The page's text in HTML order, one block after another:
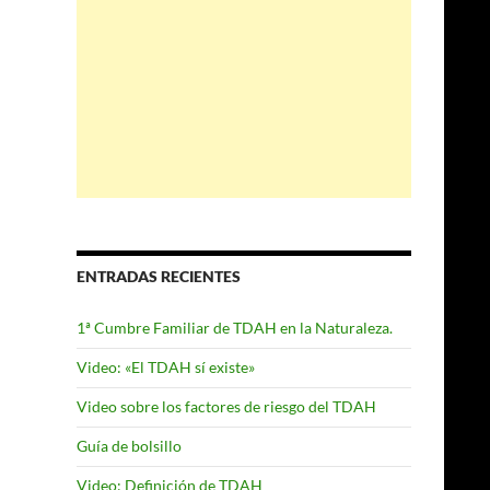
ENTRADAS RECIENTES
1ª Cumbre Familiar de TDAH en la Naturaleza.
Video: «El TDAH sí existe»
Video sobre los factores de riesgo del TDAH
Guía de bolsillo
Video: Definición de TDAH